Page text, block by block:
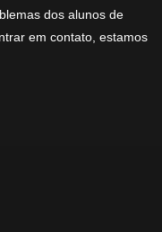
dos alunos de
em contato, estamos